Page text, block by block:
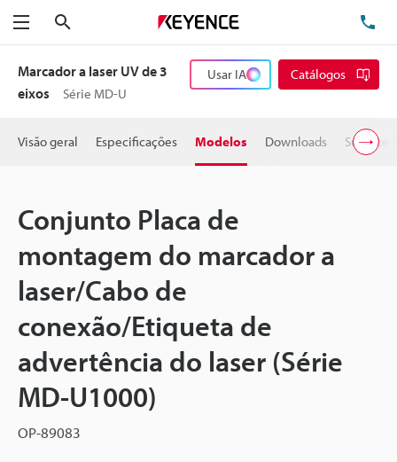
Menu
Marcador a laser UV de 3
eixos
Série MD-U
Usar IA Catálogos
Visão geral Especificações Modelos Downloads Suporte
Conjunto Placa de
montagem do marcador a
laser/Cabo de
conexão/Etiqueta de
advertência do laser (Série
MD-U1000)
OP-89083